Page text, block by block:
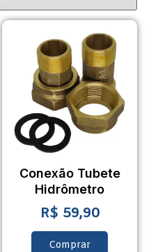
Conexão Tubete
Hidrômetro
R$ 59,90
Comprar